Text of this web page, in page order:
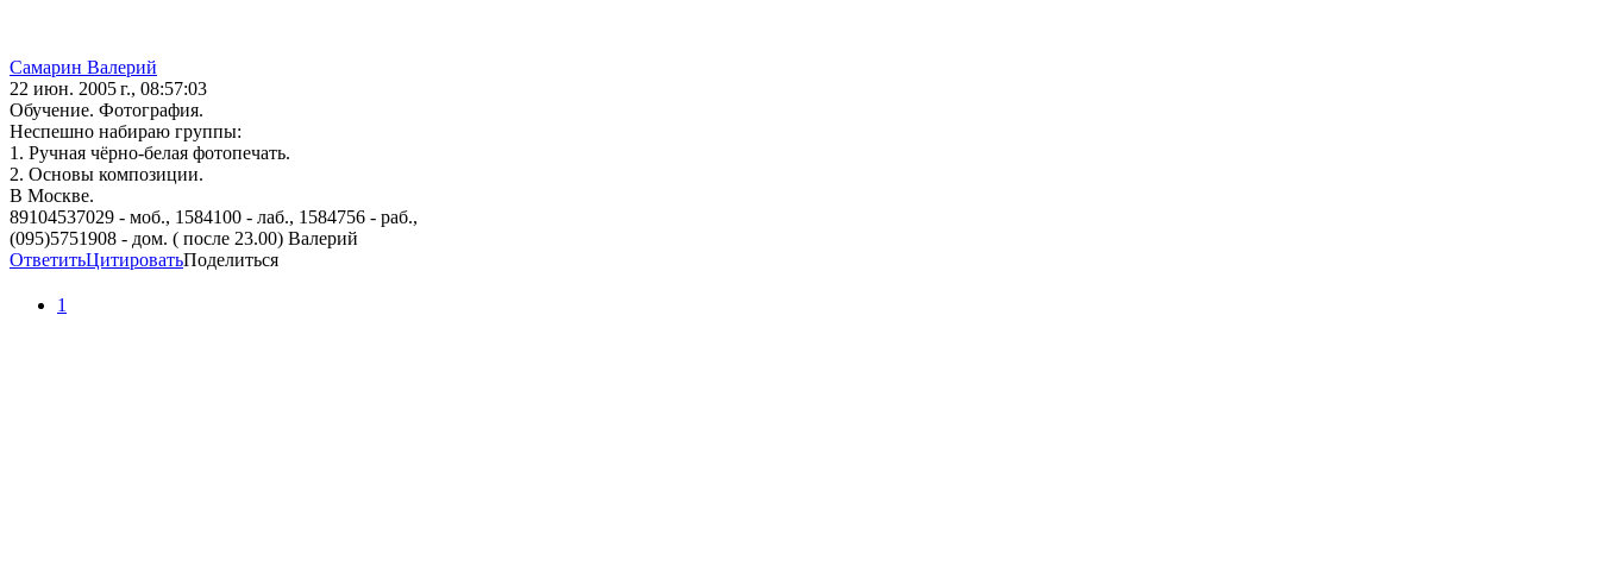
Самарин Валерий
22 июн. 2005 г., 08:57:03
Обучение. Фотография.
Неспешно набираю группы:
1. Ручная чёрно-белая фотопечать.
2. Основы композиции.
В Москве.
89104537029 - моб., 1584100 - лаб., 1584756 - раб.,
(095)5751908 - дом. ( после 23.00) Валерий
ОтветитьЦитироватьПоделиться
1